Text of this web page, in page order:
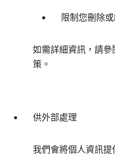
限制您刪除
如需詳細資訊，請
策。
供外部處理
我們會將個人資訊提